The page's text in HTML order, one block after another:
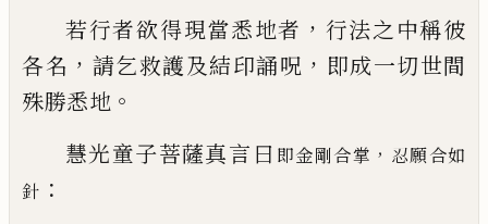
若行者欲得現當悉地者 ， 行法之中稱彼
各名 ， 請乞救護及結印誦呪 ， 即成一切世間
殊勝悉地 。
慧光童子菩薩真言 曰 即金剛合掌 ， 忍願合如
針 ：